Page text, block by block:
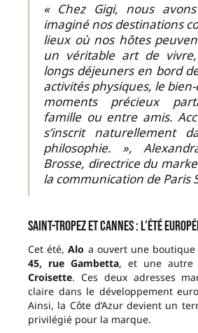
« Chez Gigi, nous
imaginé nos destinations
lieux où nos hôtes
un véritable art de
longs déjeuners en bord
activités physiques, le
moments précieux
famille ou entre amis.
s’inscrit naturellement
philosophie. »,
Brosse, directrice du
la communication de Paris
Saint-Tropez et Cannes : l’été
Cet été,Alo a ouvert une boutique
45, rue Gambetta, et une autre
Croisette. Ces deux adresses
claire dans le développement
Ainsi, la Côte d’Azur devient un
privilégié pour la marque.